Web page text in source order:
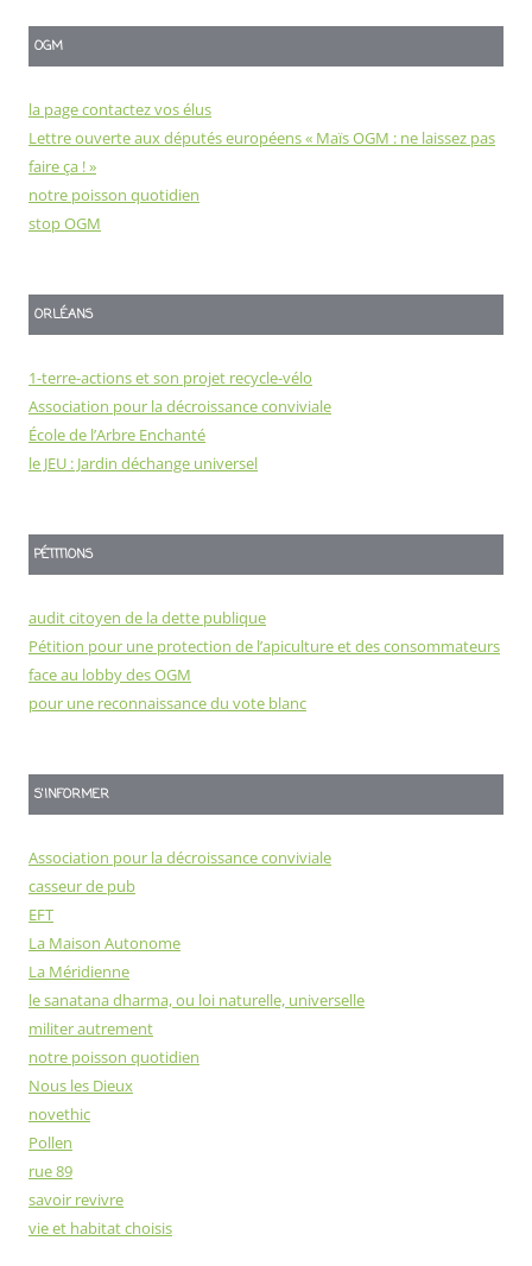
OGM
la page contactez vos élus
Lettre ouverte aux députés européens « Maïs OGM : ne laissez pas
faire ça ! »
notre poisson quotidien
stop OGM
ORLÉANS
1-terre-actions et son projet recycle-vélo
Association pour la décroissance conviviale
École de l’Arbre Enchanté
le JEU : Jardin déchange universel
PÉTITIONS
audit citoyen de la dette publique
Pétition pour une protection de l’apiculture et des consommateurs
face au lobby des OGM
pour une reconnaissance du vote blanc
S'INFORMER
Association pour la décroissance conviviale
casseur de pub
EFT
La Maison Autonome
La Méridienne
le sanatana dharma, ou loi naturelle, universelle
militer autrement
notre poisson quotidien
Nous les Dieux
novethic
Pollen
rue 89
savoir revivre
vie et habitat choisis